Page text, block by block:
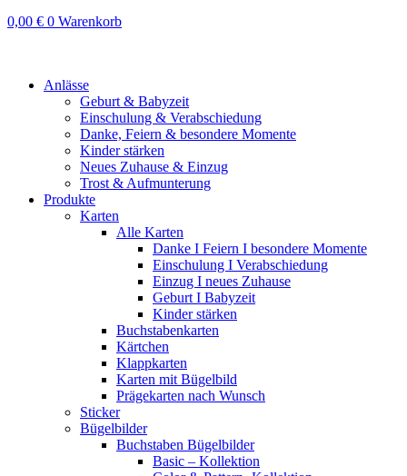
0,00 € 0 Warenkorb
Anlässe
Geburt & Babyzeit
Einschulung & Verabschiedung
Danke, Feiern & besondere Momente
Kinder stärken
Neues Zuhause & Einzug
Trost & Aufmunterung
Produkte
Karten
Alle Karten
Danke I Feiern I besondere Momente
Einschulung I Verabschiedung
Einzug I neues Zuhause
Geburt I Babyzeit
Kinder stärken
Buchstabenkarten
Kärtchen
Klappkarten
Karten mit Bügelbild
Prägekarten nach Wunsch
Sticker
Bügelbilder
Buchstaben Bügelbilder
Basic – Kollektion